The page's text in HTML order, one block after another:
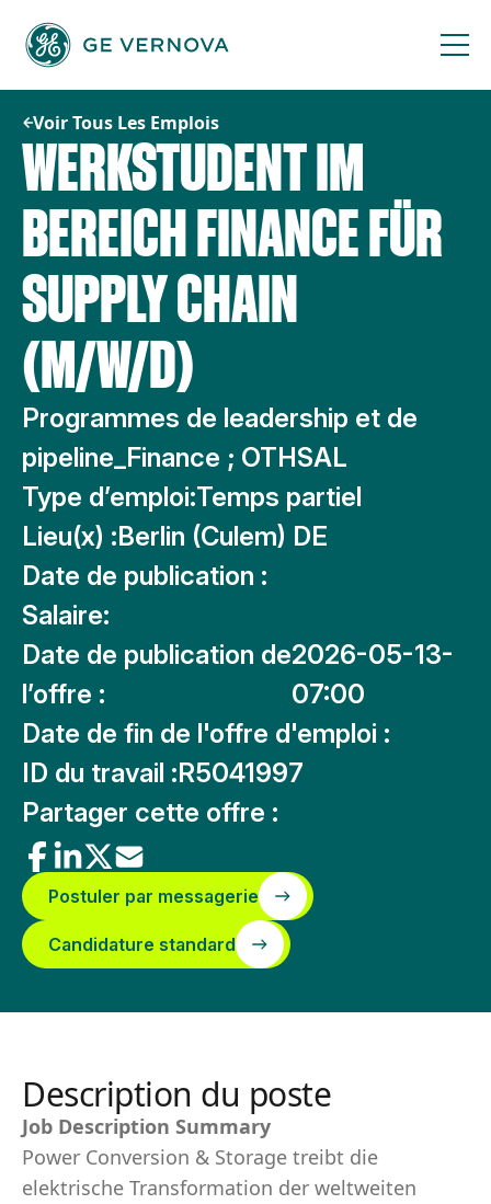
contenu
Voir Tous Les Emplois
WERKSTUDENT IM
BEREICH FINANCE FÜR
SUPPLY CHAIN
(M/W/D)
Programmes de leadership et de
pipeline_Finance ; OTHSAL
Type d’emploi:Temps partiel
Lieu(x) :Berlin (Culem) DE
Date de publication :
Salaire:
Date de publication de
l’offre :
2026-05-13-
07:00
Date de fin de l'offre d'emploi :
ID du travail :R5041997
Partager cette offre :
Postuler par messagerie
Candidature standard
Description du poste
Job Description Summary
Power Conversion & Storage treibt die
elektrische Transformation der weltweiten